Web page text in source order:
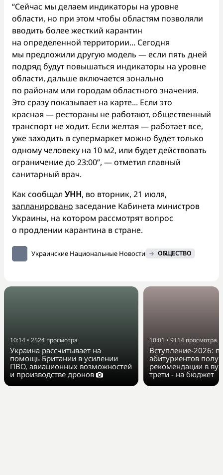
“Сейчас мы делаем индикаторы на уровне
области, но при этом чтобы областям позволяли
вводить более жесткий карантин
на определенной территории... Сегодня
мы предложили другую модель — если пять дней
подряд будут повышаться индикаторы на уровне
области, дальше включается зонально
по районам или городам областного значения.
Это сразу показывает на карте... Если это
красная — рестораны не работают, общественный
транспорт не ходит. Если желтая — работает все,
уже заходить в супермаркет можно будет только
одному человеку на 10 м2, или будет действовать
ограничение до 23:00”, — отметил главный
санитарный врач.
Как сообщал УНН, во вторник, 21 июля,
запланировано заседание Кабинета министров
Украины, на котором рассмотрят вопрос
о продлении карантина в стране.
Украинские Национальные Новости ОБЩЕСТВО
10:14 • 2524 просмотра
Украина рассчитывает на
помощь Британии в усилении
ПВО, авиационных возможностей
и производстве дронов
10:01 • 9114 просмотра
Вступление-2026:
абитуриентов
рекомендации в
трети - на бюджет